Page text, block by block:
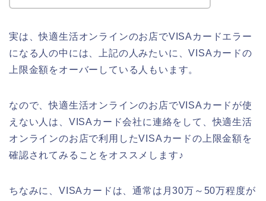
実は、快適生活オンラインのお店でVISAカードエラー
になる人の中には、上記の人みたいに、VISAカードの
上限金額をオーバーしている人もいます。
なので、快適生活オンラインのお店でVISAカードが使
えない人は、VISAカード会社に連絡をして、快適生活
オンラインのお店で利用したVISAカードの上限金額を
確認されてみることをオススメします♪
ちなみに、VISAカードは、通常は月30万～50万程度が